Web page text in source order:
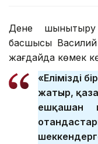
Дене
басшысы Василий
жағдайда көмек
«Еліміздің
жатыр,
ешқашан